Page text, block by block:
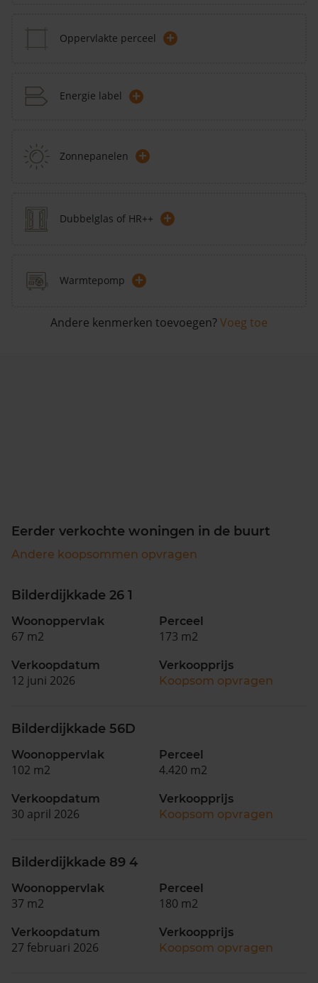
Oppervlakte perceel +
Energie label +
Zonnepanelen +
Dubbelglas of HR++ +
Warmtepomp +
Andere kenmerken toevoegen? Voeg toe
Eerder verkochte woningen in de buurt
Andere koopsommen opvragen
Bilderdijkkade 26 1
Woonoppervlak
67 m2
Perceel
173 m2
Verkoopdatum
12 juni 2026
Verkoopprijs
Koopsom opvragen
Bilderdijkkade 56D
Woonoppervlak
102 m2
Perceel
4.420 m2
Verkoopdatum
30 april 2026
Verkoopprijs
Koopsom opvragen
Bilderdijkkade 89 4
Woonoppervlak
37 m2
Perceel
180 m2
Verkoopdatum
27 februari 2026
Verkoopprijs
Koopsom opvragen